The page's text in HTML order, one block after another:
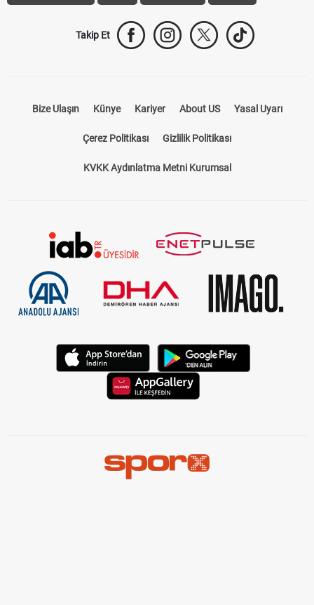
Takip Et
Bize Ulaşın Künye Kariyer About US Yasal Uyarı
Çerez Politikası Gizlilik Politikası
KVKK Aydınlatma Metni Kurumsal